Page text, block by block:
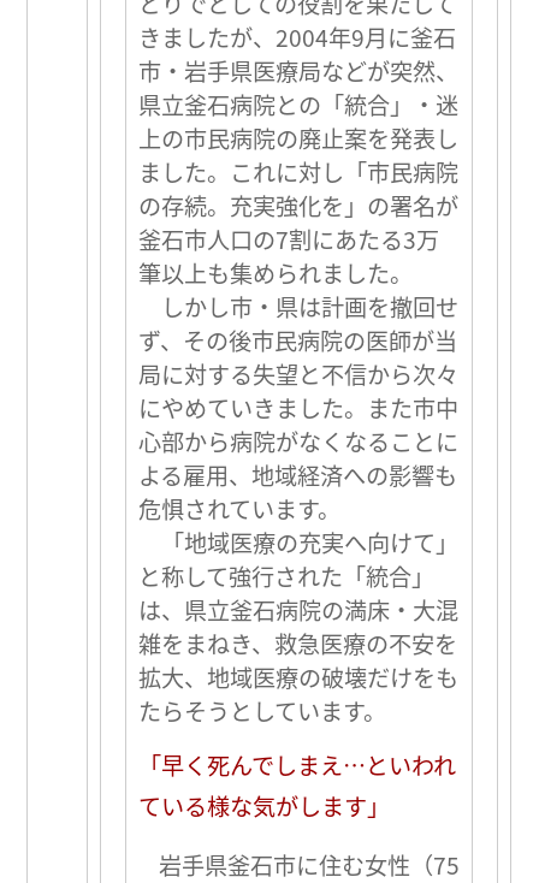
きましたが、2004年9月に釜石
市・岩手県医療局などが突然、
県立釜石病院との「統合」・迷
上の市民病院の廃止案を発表し
ました。これに対し「市民病院
の存続。充実強化を」の署名が
釜石市人口の7割にあたる3万
筆以上も集められました。
しかし市・県は計画を撤回せ
ず、その後市民病院の医師が当
局に対する失望と不信から次々
にやめていきました。また市中
心部から病院がなくなることに
よる雇用、地域経済への影響も
危惧されています。
「地域医療の充実へ向けて」
と称して強行された「統合」
は、県立釜石病院の満床・大混
雑をまねき、救急医療の不安を
拡大、地域医療の破壊だけをも
たらそうとしています。
「早く死んでしまえ…といわれ
ている様な気がします」
岩手県釜石市に住む女性（75